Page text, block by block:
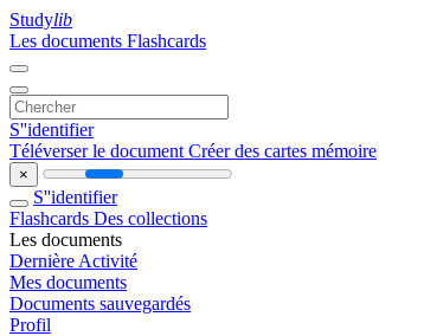
Studylib
Les documents Flashcards
S''identifier
Téléverser le document Créer des cartes mémoire
×
S''identifier
Flashcards Des collections
Les documents
Dernière Activité
Mes documents
Documents sauvegardés
Profil